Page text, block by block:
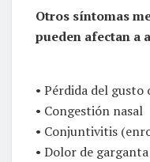
Otros síntomas
pueden afectan a
• Pérdida del
• Congestión nasal
• Conjuntivitis
• Dolor de garganta